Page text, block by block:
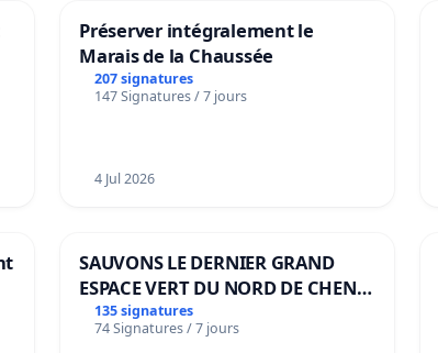
Préserver intégralement le
Marais de la Chaussée
207 signatures
147 Signatures / 7 jours
4 Jul 2026
SAUVONS LE DERNIER GRAND
ESPACE VERT DU NORD DE CHENE-
BOUGERIES
135 signatures
74 Signatures / 7 jours